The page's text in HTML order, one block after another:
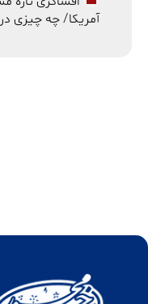
آمریکا/ چه چیزی